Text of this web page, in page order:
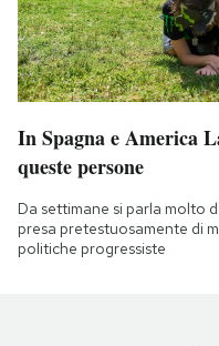
In Spagna e America
queste persone
Da settimane si parla molto
presa pretestuosamente di
politiche progressiste